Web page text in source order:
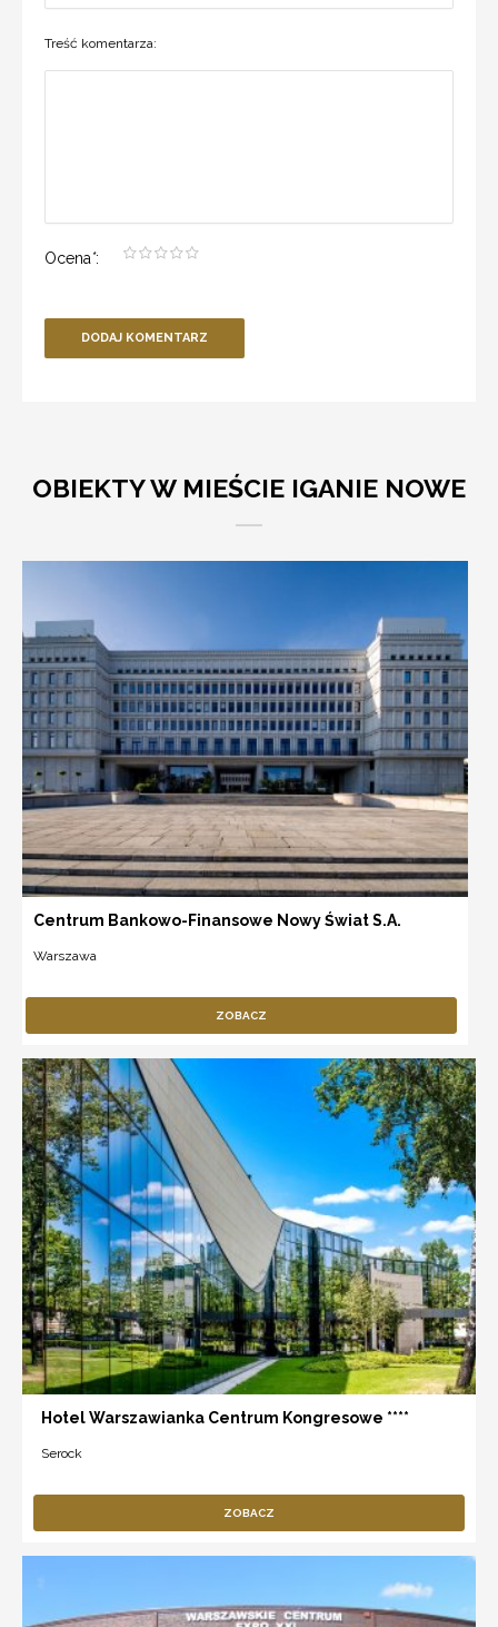
Treść komentarza:
Ocena*:
DODAJ KOMENTARZ
OBIEKTY W MIEŚCIE IGANIE NOWE
Centrum Bankowo-Finansowe Nowy Świat S.A.
Warszawa
ZOBACZ
Hotel Warszawianka Centrum Kongresowe ****
Serock
ZOBACZ